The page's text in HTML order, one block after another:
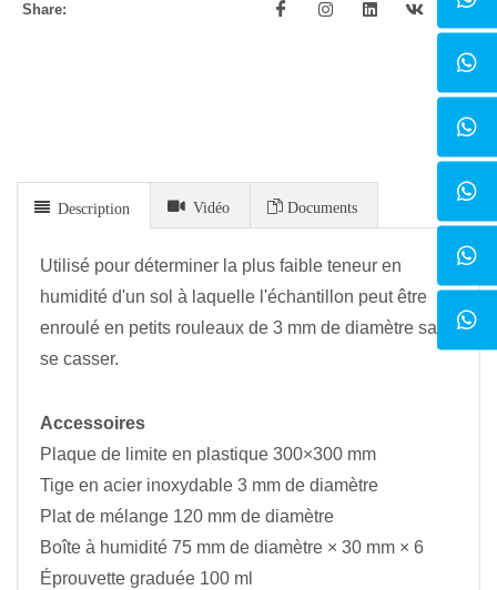
Share:
Description Vidéo Documents
Utilisé pour déterminer la plus faible teneur en
humidité d'un sol à laquelle l'échantillon peut être
enroulé en petits rouleaux de 3 mm de diamètre sans
se casser.
Accessoires
Plaque de limite en plastique 300×300 mm
Tige en acier inoxydable 3 mm de diamètre
Plat de mélange 120 mm de diamètre
Boîte à humidité 75 mm de diamètre × 30 mm × 6
Éprouvette graduée 100 ml